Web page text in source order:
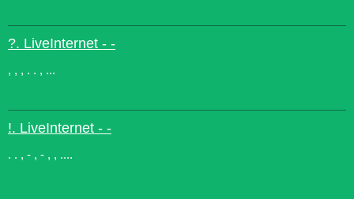
?. LiveInternet - -
, , , . . , ...
!. LiveInternet - -
. . , - , - , , ....